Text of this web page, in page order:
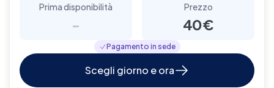
Prima disponibilità
-
Prezzo
40€
Pagamento in sede
Scegli giorno e ora